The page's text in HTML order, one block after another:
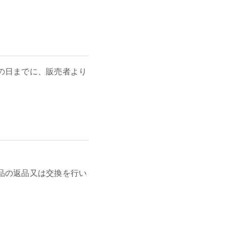
までに、販売者より
の返品又は交換を行い